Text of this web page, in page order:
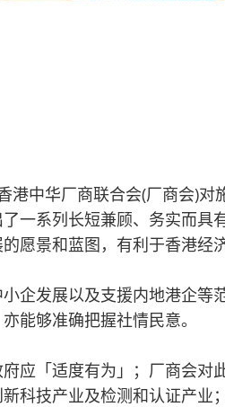
港中华厂商联合会(厂商会)
一系列长短兼顾、务实而具
愿景和蓝图，有利于香港经
企发展以及支援内地港企等
能够准确把握社情民意。
应「适度有为」；厂商会对
科技产业及检测和认证产业